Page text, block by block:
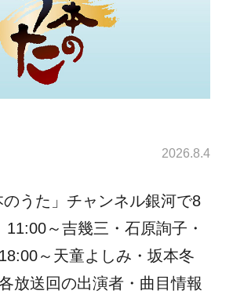
2026.8.4
のうた」チャンネル銀河で8
～吉幾三・石原詢子・
～天童よしみ・坂本冬
放送回の出演者・曲目情報